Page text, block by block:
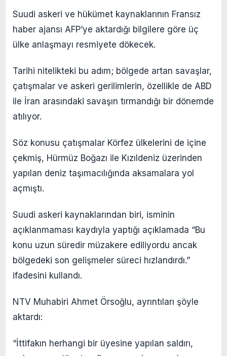
Suudi askeri ve hükümet kaynaklarının Fransız
haber ajansı AFP’ye aktardığı bilgilere göre üç
ülke anlaşmayı resmiyete dökecek.
Tarihi nitelikteki bu adım; bölgede artan savaşlar,
çatışmalar ve askeri gerilimlerin, özellikle de ABD
ile İran arasındaki savaşın tırmandığı bir dönemde
atılıyor.
Söz konusu çatışmalar Körfez ülkelerini de içine
çekmiş, Hürmüz Boğazı ile Kızıldeniz üzerinden
yapılan deniz taşımacılığında aksamalara yol
açmıştı.
Suudi askeri kaynaklarından biri, isminin
açıklanmaması kaydıyla yaptığı açıklamada “Bu
konu uzun süredir müzakere ediliyordu ancak
bölgedeki son gelişmeler süreci hızlandırdı.”
ifadesini kullandı.
NTV Muhabiri Ahmet Örsoğlu, ayrıntıları şöyle
aktardı:
“İttifakın herhangi bir üyesine yapılan saldırı,